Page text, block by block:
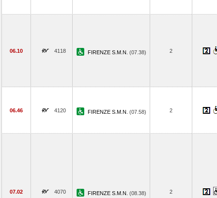
06.10 4118 FIRENZE S.M.N. (07.38) 2
06.46 4120 FIRENZE S.M.N. (07.58) 2
07.02 4070 FIRENZE S.M.N. (08.38) 2